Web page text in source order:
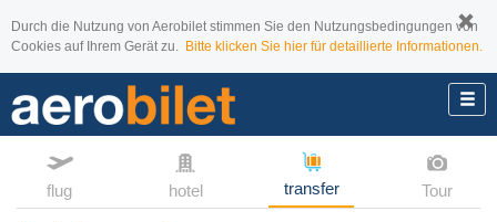
Durch die Nutzung von Aerobilet stimmen Sie den Nutzungsbedingungen von
Cookies auf Ihrem Gerät zu. Bitte klicken Sie hier für detaillierte Informationen.
flug hotel transfer Tour